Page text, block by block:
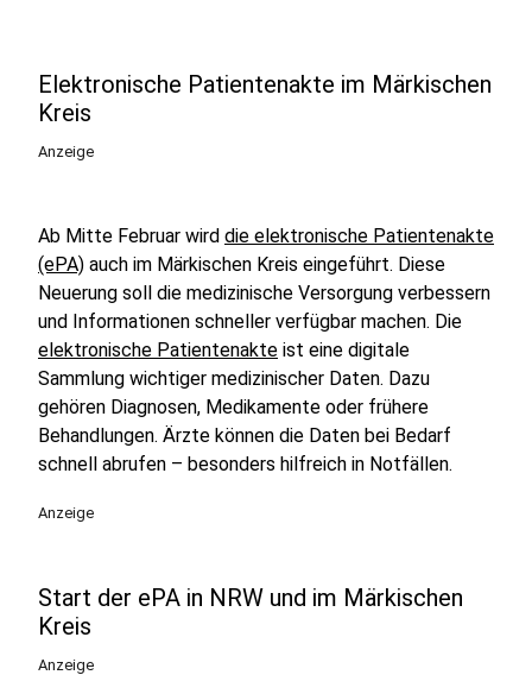
Elektronische Patientenakte im Märkischen
Kreis
Anzeige
Ab Mitte Februar wird die elektronische Patientenakte
(ePA) auch im Märkischen Kreis eingeführt. Diese
Neuerung soll die medizinische Versorgung verbessern
und Informationen schneller verfügbar machen. Die
elektronische Patientenakte ist eine digitale
Sammlung wichtiger medizinischer Daten. Dazu
gehören Diagnosen, Medikamente oder frühere
Behandlungen. Ärzte können die Daten bei Bedarf
schnell abrufen – besonders hilfreich in Notfällen.
Anzeige
Start der ePA in NRW und im Märkischen
Kreis
Anzeige